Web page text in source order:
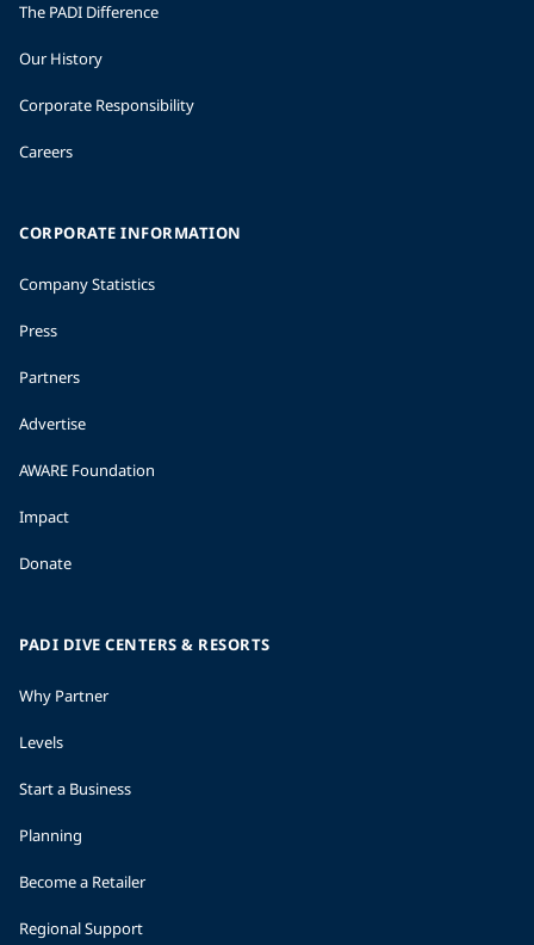
The PADI Difference
Our History
Corporate Responsibility
Careers
CORPORATE INFORMATION
Company Statistics
Press
Partners
Advertise
AWARE Foundation
Impact
Donate
PADI DIVE CENTERS & RESORTS
Why Partner
Levels
Start a Business
Planning
Become a Retailer
Regional Support